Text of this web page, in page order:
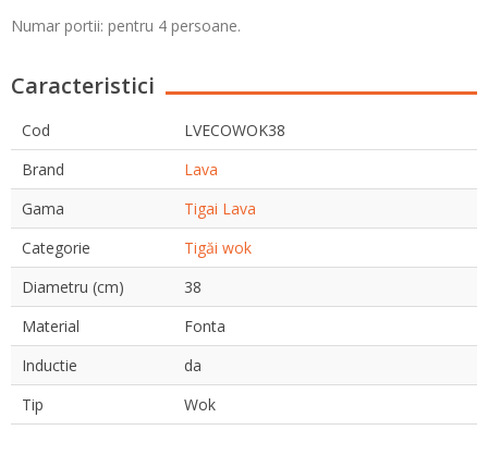
Numar portii: pentru 4 persoane.
Caracteristici
Cod
LVECOWOK38
Brand
Lava
Gama
Tigai Lava
Categorie
Tigăi wok
Diametru (cm)
38
Material
Fonta
Inductie
da
Tip
Wok